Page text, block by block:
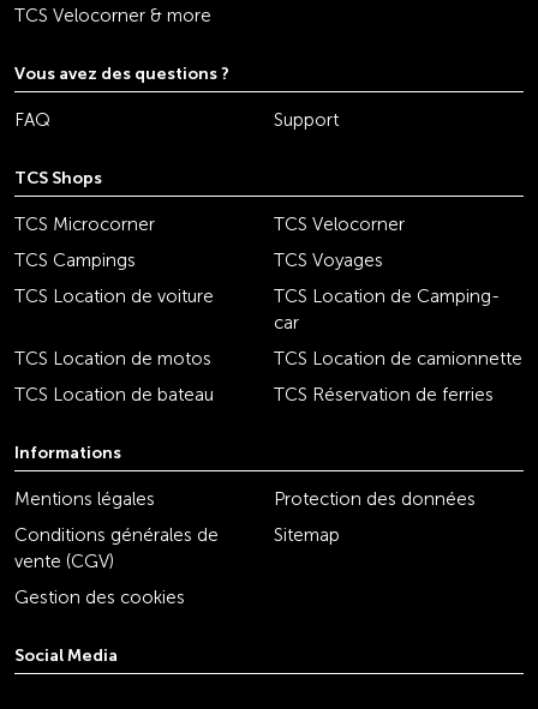
TCS Velocorner & more
Vous avez des questions ?
FAQ Support
TCS Shops
TCS Microcorner
TCS Velocorner
TCS Campings
TCS Voyages
TCS Location de voiture
TCS Location de Camping-
car
TCS Location de motos
TCS Location de camionnette
TCS Location de bateau
TCS Réservation de ferries
Informations
Mentions légales
Protection des données
Conditions générales de
vente (CGV)
Sitemap
Gestion des cookies
Social Media